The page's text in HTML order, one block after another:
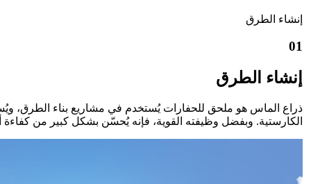
إنشاء الطرق
01
إنشاء الطرق
ذراع الماس هو ملحق للحفارات يُستخدم في مشاريع بناء الطرق،
الكارستية. وبفضل وظيفته القوية، فإنه يُحسّن بشكل كبير من